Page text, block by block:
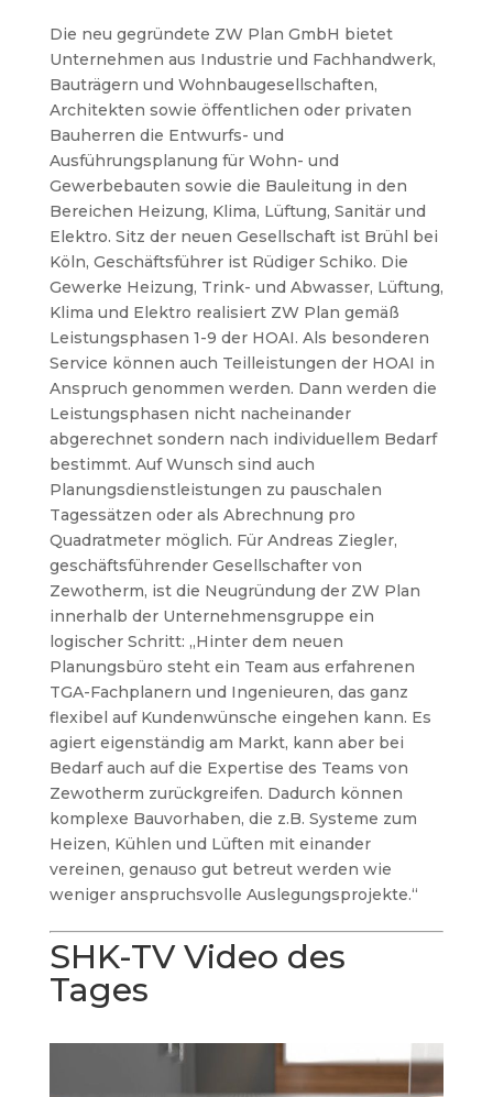
Die neu gegründete ZW Plan GmbH bietet
Unternehmen aus Industrie und Fachhandwerk,
Bauträgern und Wohnbaugesellschaften,
Architekten sowie öffentlichen oder privaten
Bauherren die Entwurfs- und
Ausführungsplanung für Wohn- und
Gewerbebauten sowie die Bauleitung in den
Bereichen Heizung, Klima, Lüftung, Sanitär und
Elektro. Sitz der neuen Gesellschaft ist Brühl bei
Köln, Geschäftsführer ist Rüdiger Schiko. Die
Gewerke Heizung, Trink- und Abwasser, Lüftung,
Klima und Elektro realisiert ZW Plan gemäß
Leistungsphasen 1-9 der HOAI. Als besonderen
Service können auch Teilleistungen der HOAI in
Anspruch genommen werden. Dann werden die
Leistungsphasen nicht nacheinander
abgerechnet sondern nach individuellem Bedarf
bestimmt. Auf Wunsch sind auch
Planungsdienstleistungen zu pauschalen
Tagessätzen oder als Abrechnung pro
Quadratmeter möglich. Für Andreas Ziegler,
geschäftsführender Gesellschafter von
Zewotherm, ist die Neugründung der ZW Plan
innerhalb der Unternehmensgruppe ein
logischer Schritt: „Hinter dem neuen
Planungsbüro steht ein Team aus erfahrenen
TGA-Fachplanern und Ingenieuren, das ganz
flexibel auf Kundenwünsche eingehen kann. Es
agiert eigenständig am Markt, kann aber bei
Bedarf auch auf die Expertise des Teams von
Zewotherm zurückgreifen. Dadurch können
komplexe Bauvorhaben, die z.B. Systeme zum
Heizen, Kühlen und Lüften mit einander
vereinen, genauso gut betreut werden wie
weniger anspruchsvolle Auslegungsprojekte.“
SHK-TV Video des
Tages